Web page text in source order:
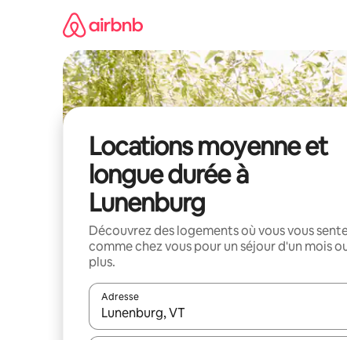
Locations moyenne et
longue durée à
Lunenburg
Découvrez des logements où vous vous
comme chez vous pour un séjour d'un mois
plus.
Adresse
Lorsque les résultats s'affichent, utilisez les